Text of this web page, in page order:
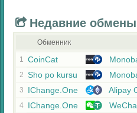
Недавние обмены
Обменник
1 CoinCat
2 Sho po kursu
3 IChange.One Alipay
4 IChange.One